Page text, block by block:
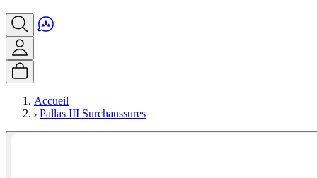
Accueil
Pallas III Surchaussures